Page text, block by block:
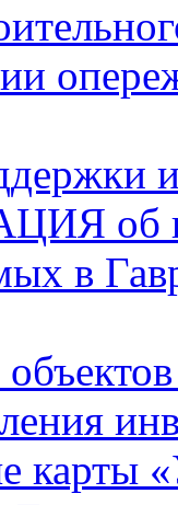
об
в
карты